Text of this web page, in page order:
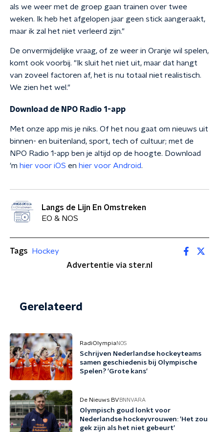
als we weer met de groep gaan trainen over twee
weken. Ik heb het afgelopen jaar geen stick aangeraakt,
maar ik zal het niet verleerd zijn."
De onvermijdelijke vraag, of ze weer in Oranje wil spelen,
komt ook voorbij. "Ik sluit het niet uit, maar dat hangt
van zoveel factoren af, het is nu totaal niet realistisch.
We zien het wel."
Download de NPO Radio 1-app
Met onze app mis je niks. Of het nou gaat om nieuws uit
binnen- en buitenland, sport, tech of cultuur; met de
NPO Radio 1-app ben je altijd op de hoogte. Download
'm hier voor iOS en hier voor Android.
Langs de Lijn En Omstreken
EO & NOS
Tags
Hockey
Advertentie via ster.nl
Gerelateerd
RadiOlympia NOS
Schrijven Nederlandse hockeyteams
samen geschiedenis bij Olympische
Spelen? 'Grote kans'
De Nieuws BV BNNVARA
Olympisch goud lonkt voor
Nederlandse hockeyvrouwen: 'Het zou
gek zijn als het niet gebeurt'